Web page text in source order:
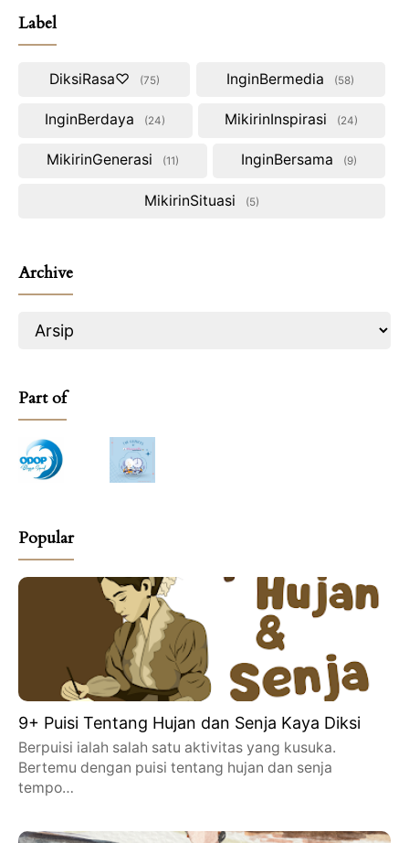
Label
DiksiRasa♡ 75 InginBermedia 58
InginBerdaya 24 MikirinInspirasi 24
MikirinGenerasi 11 InginBersama 9
MikirinSituasi 5
Archive
Part of
Popular
9+ Puisi Tentang Hujan dan Senja Kaya Diksi
Berpuisi ialah salah satu aktivitas yang kusuka.
Bertemu dengan puisi tentang hujan dan senja
tempo…